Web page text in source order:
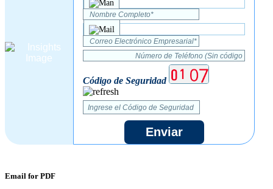
Código de Seguridad
Enviar
Email for PDF